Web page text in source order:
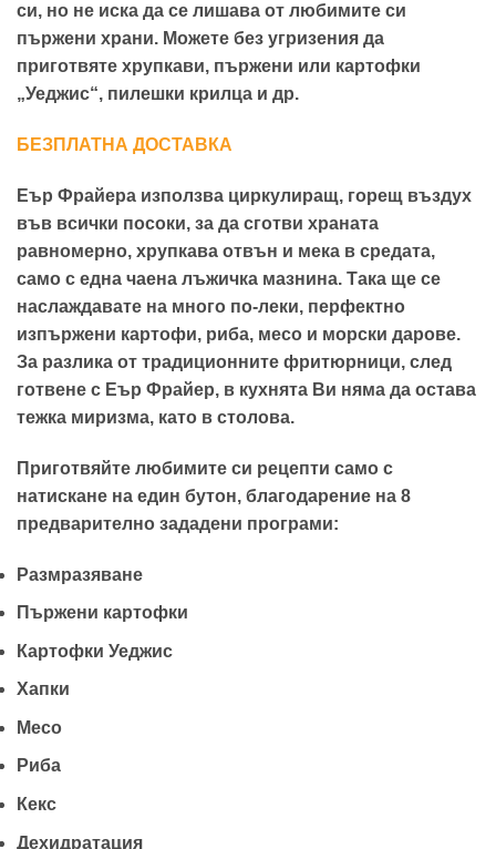
си, но не иска да се лишава от любимите си
пържени храни. Можете без угризения да
приготвяте хрупкави, пържени или картофки
„Уеджис“, пилешки крилца и др.
БЕЗПЛАТНА ДОСТАВКА
Еър Фрайера използва циркулиращ, горещ въздух
във всички посоки, за да сготви храната
равномерно, хрупкава отвън и мека в средата,
само с една чаена лъжичка мазнина. Така ще се
наслаждавате на много по-леки, перфектно
изпържени картофи, риба, месо и морски дарове.
За разлика от традиционните фритюрници, след
готвене с Еър Фрайер, в кухнята Ви няма да остава
тежка миризма, като в столова.
Приготвяйте любимите си рецепти само с
натискане на един бутон, благодарение на 8
предварително зададени програми:
Размразяване
Пържени картофки
Картофки Уеджис
Хапки
Месо
Риба
Кекс
Дехидратация